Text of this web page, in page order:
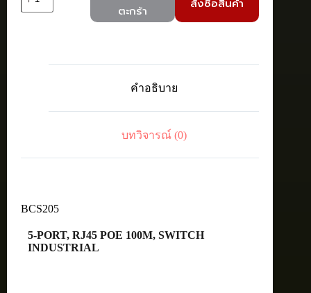
Bellcomms
ตะกร้า
สั่งซื้อสินค้า
คำอธิบาย
บทวิจารณ์ (0)
BCS205
5-PORT, RJ45 POE 100M, SWITCH
INDUSTRIAL